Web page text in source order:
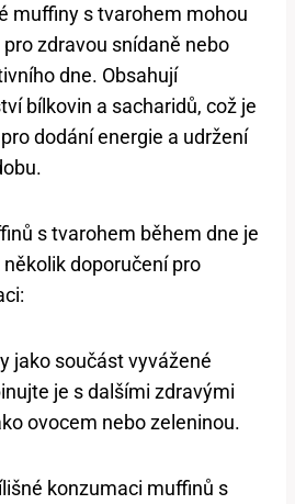
muffiny s tvarohem mohou
zdravou snídaně nebo
dne. Obsahují
bílkovin a sacharidů, což je
dodání energie a udržení
s tvarohem během dne je
doporučení pro
jako součást vyvážené
je s dalšími zdravými
ovocem nebo zeleninou.
konzumaci muffinů s